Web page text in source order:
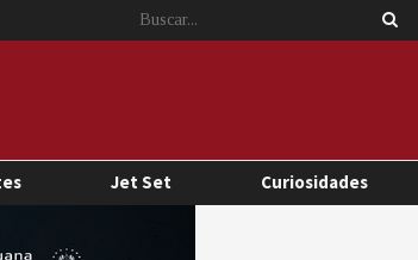
Jet Set Curiosidades